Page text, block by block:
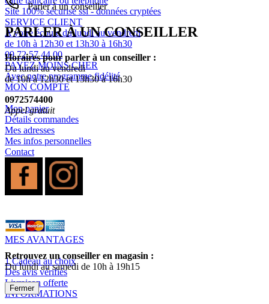
Site 100% sécurisé ssl - données cryptées
SERVICE CLIENT
A votre écoute du lundi au vendredi
de 10h à 12h30 et 13h30 à 16h30
09 72 57 44 00
PAYEZ MOINS CHER
Avec notre programme fidélité
MON COMPTE
Mon panier
Détails commandes
Mes adresses
Mes infos personnelles
Contact
MES AVANTAGES
1 Cadeau au choix
Des avis vérifiés
Livraison offerte
INFORMATIONS
Parler à un conseiller
PARLER À UN CONSEILLER
Horaires pour parler à un conseiller :
Du lundi au vendredi
de 10h à 12h30 et 13h30 à 16h30
0972574400
Appel gratuit
Retrouvez un conseiller en magasin :
Du lundi au samedi de 10h à 19h15
Fermer